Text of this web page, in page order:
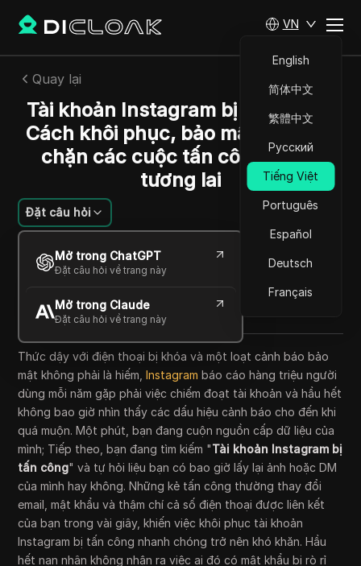
VN
English
简体中文
繁體中文
Русский
Tiếng Việt
Português
Español
Deutsch
Français
Quay lại
Tài khoản Instagram bị tấn công?
Cách khôi phục, bảo mật và ngăn
chặn các cuộc tấn công trong
tương lai
Đặt câu hỏi
Mở trong ChatGPT
Đặt câu hỏi về trang này
Mở trong Claude
Đặt câu hỏi về trang này
Emily Grace
02 Th06 2026 10
Đọc trong giây phút
Copy Link
Thức dậy với điện thoại bị khóa và một loạt cảnh báo bảo
mật không phải là hiếm,Instagram báo cáo hàng triệu người
dùng mỗi năm gặp phải việc chiếm đoạt tài khoản và hầu hết
không bao giờ nhìn thấy các dấu hiệu cảnh báo cho đến khi
quá muộn. Một phút, bạn đang cuộn nguồn cấp dữ liệu của
mình; Tiếp theo, bạn đang tìm kiếm "Tài khoản Instagram bị
tấn công" và tự hỏi liệu bạn có bao giờ lấy lại ảnh hoặc DM
của mình hay không. Những kẻ tấn công thường thay đổi
email, mật khẩu và thậm chí cả số điện thoại được liên kết
của bạn trong vài giây, khiến việc khôi phục tài khoản
Instagram bị tấn công nhanh chóng trở nên khó khăn. Hầu
hết nạn nhân không nhận ra việc ai đó có mật khẩu bị rò rỉ